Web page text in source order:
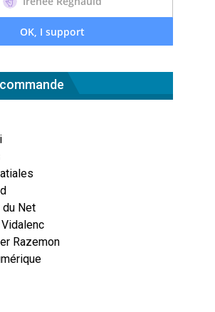
du Net
Vidalenc
Razemon